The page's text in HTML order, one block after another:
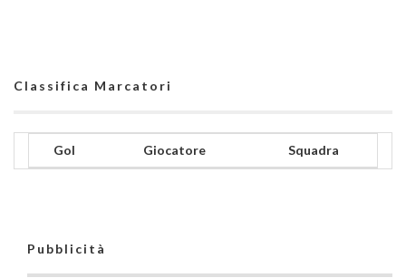
Classifica Marcatori
Gol Giocatore Squadra
Pubblicità